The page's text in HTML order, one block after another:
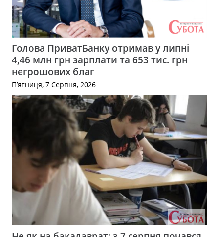
Голова ПриватБанку отримав у липні
4,46 млн грн зарплати та 653 тис. грн
негрошових благ
П’ятниця, 7 Серпня, 2026